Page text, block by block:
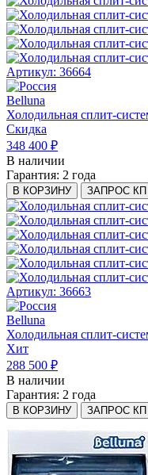
Артикул: 36664
Belluna
Холодильная сплит-
Скидка
348 400 ₽
В наличии
Гарантия: 2 года
В КОРЗИНУ ЗАПРОС КП
Артикул: 36663
Belluna
Холодильная сплит-
Хит
288 500 ₽
В наличии
Гарантия: 2 года
В КОРЗИНУ ЗАПРОС КП